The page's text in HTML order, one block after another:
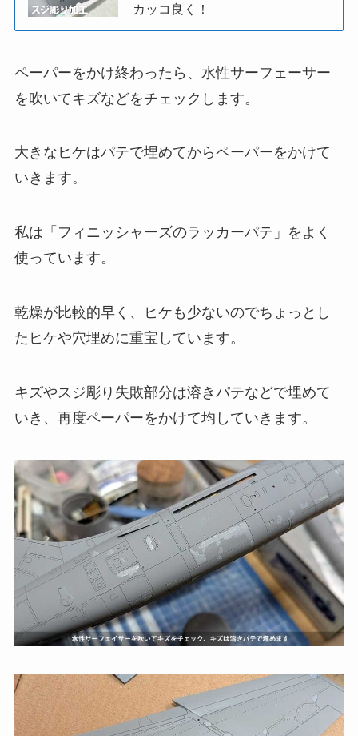
カッコ良く！
ペーパーをかけ終わったら、水性サーフェーサー
を吹いてキズなどをチェックします。
大きなヒケはパテで埋めてからペーパーをかけて
いきます。
私は「フィニッシャーズのラッカーパテ」をよく
使っています。
乾燥が比較的早く、ヒケも少ないのでちょっとし
たヒケや穴埋めに重宝しています。
キズやスジ彫り失敗部分は溶きパテなどで埋めて
いき、再度ペーパーをかけて均していきます。